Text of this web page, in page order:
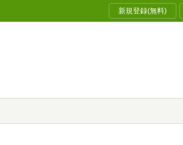
新規登録(無料)